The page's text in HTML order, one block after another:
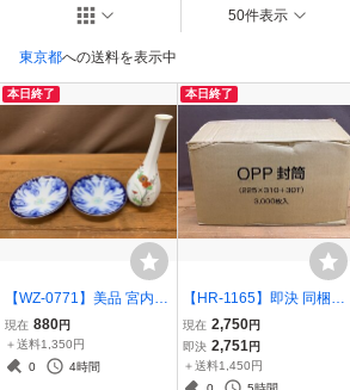
東京都への送料を表示中
50件表示
本日終了
【WZ-0771】美品 宮内庁
御用達 深川製磁 2点 牡丹
金ミル 皿 菊絵 鶴首 花生
花瓶 有田焼 染付 金彩 ま
現在 880円
＋送料1,350円
0
4時間
本日終了
【HR-1165】即決 同梱不
可 未使用 大量セット OP
P クリア袋 A4 テープ付
封筒 3000枚まとめ 225x3
10 事務 梱包資材 東京引
現在 2,750円
即決 2,751円
＋送料1,450円